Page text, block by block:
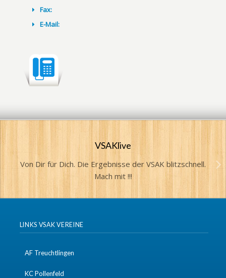
Fax:
E-Mail:
VSAKlive
Von Dir für Dich. Die Ergebnisse der VSAK blitzschnell.
Mach mit !!!
LINKS VSAK VEREINE
AF Treuchtlingen
KC Pollenfeld